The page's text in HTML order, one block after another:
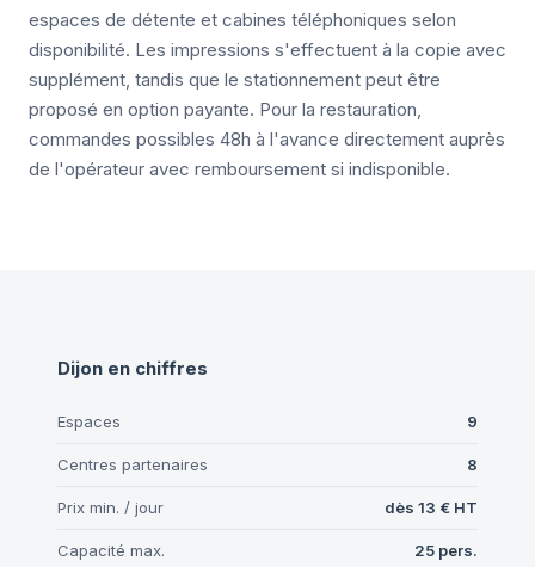
espaces de détente et cabines téléphoniques selon
disponibilité. Les impressions s'effectuent à la copie avec
supplément, tandis que le stationnement peut être
proposé en option payante. Pour la restauration,
commandes possibles 48h à l'avance directement auprès
de l'opérateur avec remboursement si indisponible.
Dijon en chiffres
Espaces 9
Centres partenaires 8
Prix min. / jour dès 13 € HT
Capacité max. 25 pers.